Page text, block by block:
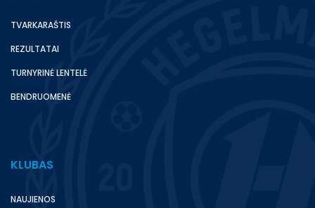
TVARKARAŠTIS
REZULTATAI
TURNYRINĖ LENTELĖ
BENDRUOMENĖ
KLUBAS
NAUJIENOS